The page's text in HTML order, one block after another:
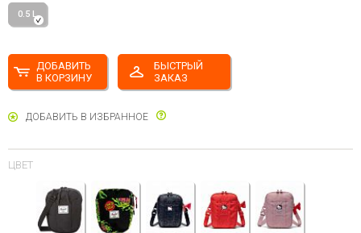
0.5 L
ДОБАВИТЬ
В КОРЗИНУ
БЫСТРЫЙ
ЗАКАЗ
ДОБАВИТЬ В ИЗБРАННОЕ
ЦВЕТ